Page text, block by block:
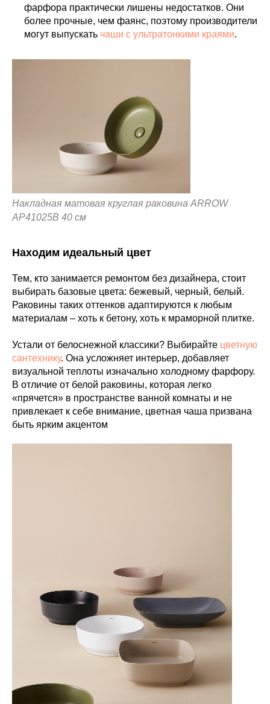
фарфора практически лишены недостатков. Они
более прочные, чем фаянс, поэтому производители
могут выпускать чаши с ультратонкими краями.
Накладная матовая круглая раковина ARROW
AP41025B 40 см
Находим идеальный цвет
Тем, кто занимается ремонтом без дизайнера, стоит
выбирать базовые цвета: бежевый, черный, белый.
Раковины таких оттенков адаптируются к любым
материалам – хоть к бетону, хоть к мраморной плитке.
Устали от белоснежной классики? Выбирайте цветную
сантехнику. Она усложняет интерьер, добавляет
визуальной теплоты изначально холодному фарфору.
В отличие от белой раковины, которая легко
«прячется» в пространстве ванной комнаты и не
привлекает к себе внимание, цветная чаша призвана
быть ярким акцентом